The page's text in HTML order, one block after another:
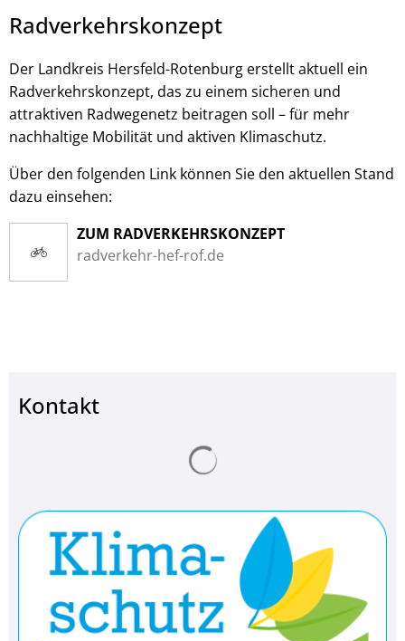
Radverkehrskonzept
Der Landkreis Hersfeld-Rotenburg erstellt aktuell ein
Radverkehrskonzept, das zu einem sicheren und
attraktiven Radwegenetz beitragen soll – für mehr
nachhaltige Mobilität und aktiven Klimaschutz.
Über den folgenden Link können Sie den aktuellen Stand
dazu einsehen:
ZUM RADVERKEHRSKONZEPT
radverkehr-hef-rof.de
Kontakt